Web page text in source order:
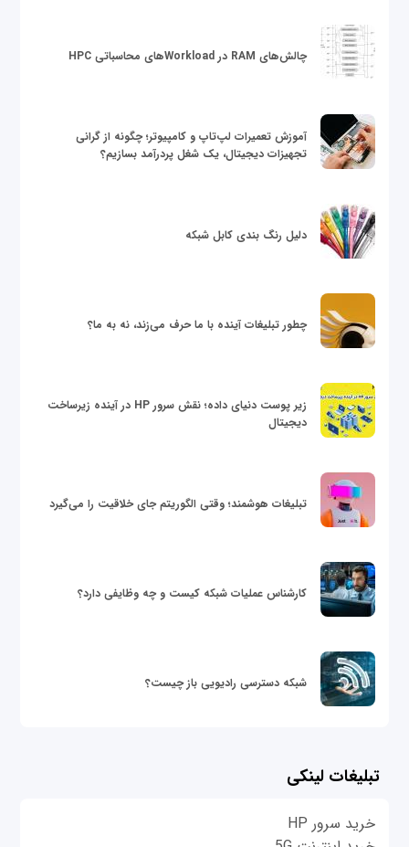
چالش‌های RAM در Workloadهای محاسباتی HPC
آموزش تعمیرات لپ‌تاپ و کامپیوتر؛ چگونه از گرانی
تجهیزات دیجیتال، یک شغل پردرآمد بسازیم؟
دلیل رنگ بندی کابل شبکه
چطور تبلیغات آینده با ما حرف می‌زند، نه به ما؟
زیر پوست دنیای داده؛ نقش سرور HP در آینده زیرساخت
دیجیتال
تبلیغات هوشمند؛ وقتی الگوریتم جای خلاقیت را می‌گیرد
کارشناس عملیات شبکه کیست و چه وظایفی دارد؟
شبکه دسترسی رادیویی باز چیست؟
تبلیغات لینکی
خرید سرور HP